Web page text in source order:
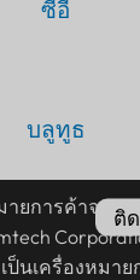
ซีอี
บลูทูธ
ายการค้าจดท
เป็นเครื่องหม
ติด